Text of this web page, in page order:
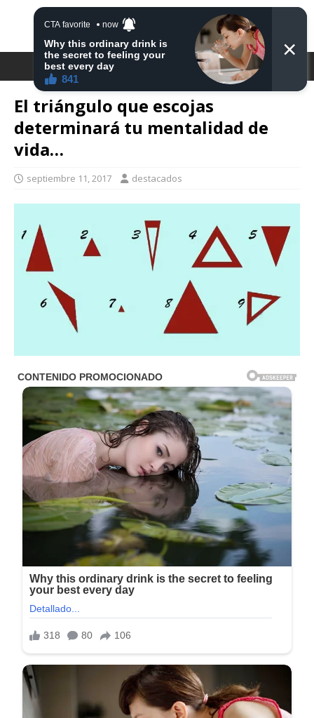
DESTACA2
El triángulo que escojas
determinará tu mentalidad de
vida…
septiembre 11, 2017 destacados